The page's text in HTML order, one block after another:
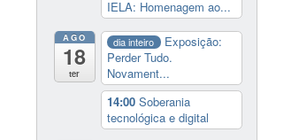
IELA: Homenagem ao...
AGO
18
ter
dia inteiro
Exposição:
Perder Tudo.
Novament...
14:00 Soberania
tecnológica e digital